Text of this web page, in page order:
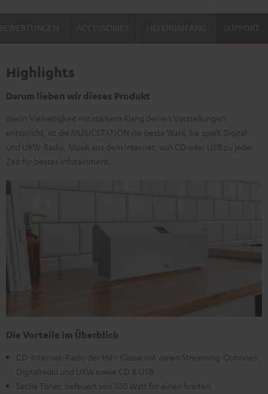
SUPPORT
Highlights
Darum lieben wir dieses Produkt
Wenn Vielseitigkeit mit starkem Klang deinen Vorstellungen
entspricht, ist die MUSICSTATION die beste Wahl. Sie spielt Digital-
und UKW-Radio, Musik aus dem Internet, von CD oder USB zu jeder
Zeit für bestes Infotainment.
Die Vorteile im Überblick
CD-Internet-Radio der HiFi-Klasse mit vielen Streaming-Optionen,
Digitalradio und UKW sowie CD & USB
Sechs Töner, befeuert von 100 Watt für einen breiten,